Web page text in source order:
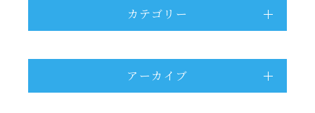
カテゴリー
アーカイブ